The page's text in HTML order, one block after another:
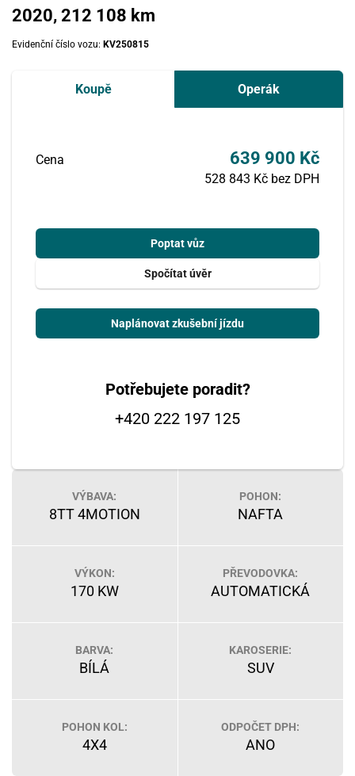
2020, 212 108 km
Evidenční číslo vozu: KV250815
Koupě Operák
Cena 639 900 Kč
528 843 Kč bez DPH
Poptat vůz
Spočítat úvěr
Naplánovat zkušební jízdu
Potřebujete poradit?
+420 222 197 125
VÝBAVA:
8TT 4MOTION
POHON:
NAFTA
VÝKON:
170 KW
PŘEVODOVKA:
AUTOMATICKÁ
BARVA:
BÍLÁ
KAROSERIE:
SUV
POHON KOL:
4X4
ODPOČET DPH:
ANO